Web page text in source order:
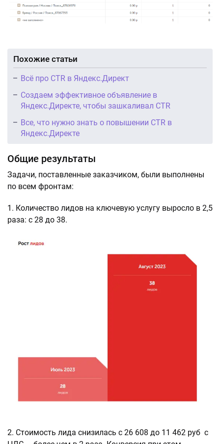
Похожие статьи
Всё про CTR в Яндекс.Директ
Создаем эффективное объявление в
Яндекс.Директе, чтобы зашкаливал CTR
Все, что нужно знать о повышении CTR в
Яндекс.Директе
Общие результаты
Задачи, поставленные заказчиком, были выполнены
по всем фронтам:
Количество лидов на ключевую услугу выросло в 2,5
раза: с 28 до 38.
2. Стоимость лида снизилась с 26 608 до 11 462 руб с